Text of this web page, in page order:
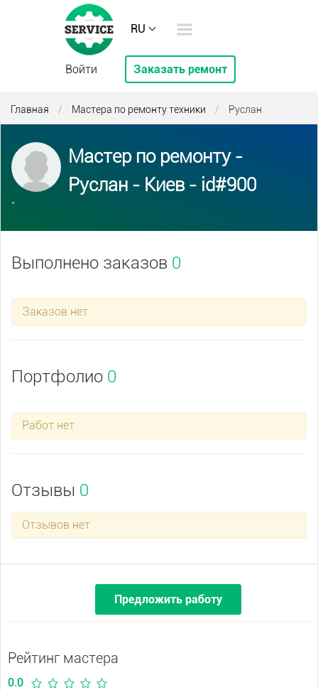
RU
Войти Заказать ремонт
Главная / Мастера по ремонту техники / Руслан
Мастер по ремонту -
Руслан - Киев - id#900
''
Выполнено заказов 0
Заказов нет
Портфолио 0
Работ нет
Отзывы 0
Отзывов нет
Предложить работу
Рейтинг мастера
0.0